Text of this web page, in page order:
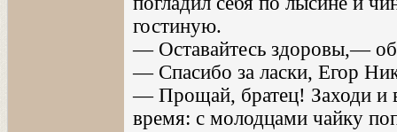
гостиную.
— Оставайтесь здоровы,—
— Спасибо за ласки, Егор
— Прощай, братец! Заходи и
время: с молодцами чайку